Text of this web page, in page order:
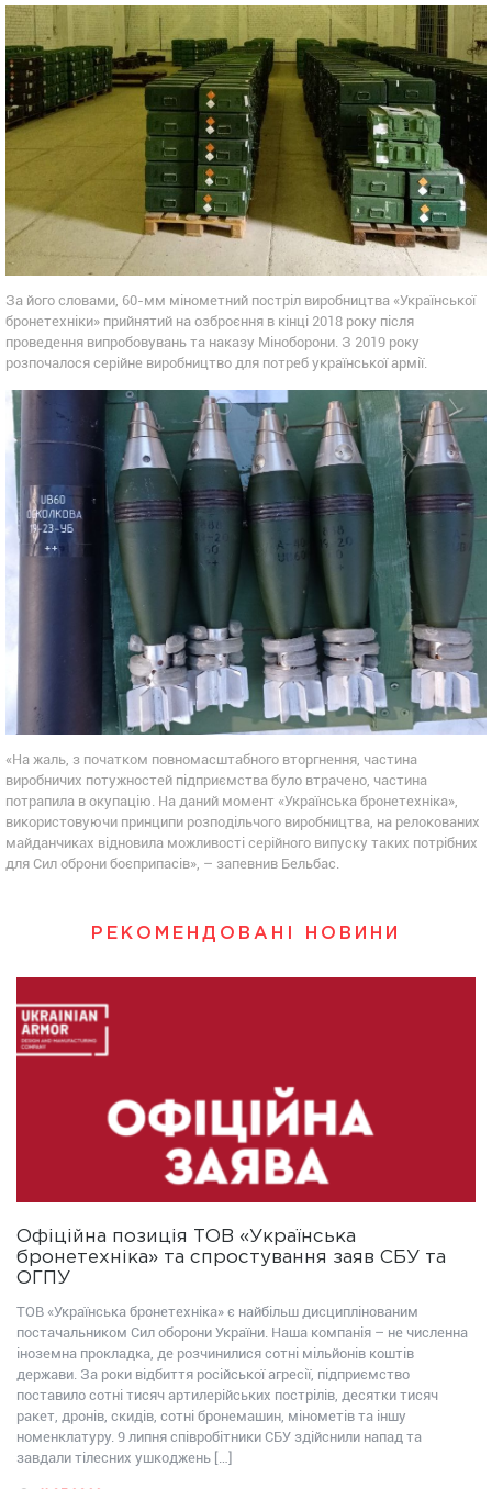
За його словами, 60-мм мінометний постріл виробництва «Української
бронетехніки» прийнятий на озброєння в кінці 2018 року після
проведення випробовувань та наказу Міноборони. З 2019 року
розпочалося серійне виробництво для потреб української армії.
«На жаль, з початком повномасштабного вторгнення, частина
виробничих потужностей підприємства було втрачено, частина
потрапила в окупацію. На даний момент «Українська бронетехніка»,
використовуючи принципи розподільчого виробництва, на релокованих
майданчиках відновила можливості серійного випуску таких потрібних
для Сил оброни боєприпасів», – запевнив Бельбас.
РЕКОМЕНДОВАНІ НОВИНИ
Офіційна позиція ТОВ «Українська
бронетехніка» та спростування заяв СБУ та
ОГПУ
ТОВ «Українська бронетехніка» є найбільш дисциплінованим
постачальником Сил оборони України. Наша компанія – не численна
іноземна прокладка, де розчинилися сотні мільйонів коштів
держави. За роки відбиття російської агресії, підприємство
поставило сотні тисяч артилерійських пострілів, десятки тисяч
ракет, дронів, скидів, сотні бронемашин, мінометів та іншу
номенклатуру. 9 липня співробітники СБУ здійснили напад та
завдали тілесних ушкоджень […]